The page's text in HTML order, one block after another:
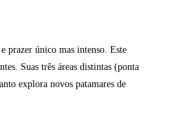
prazer único mas intenso. Este
Suas três áreas distintas (ponta
explora novos patamares de